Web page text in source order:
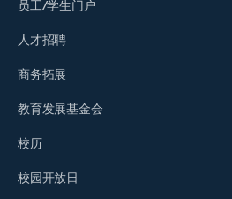
员工/学生门户
人才招聘
商务拓展
教育发展基金会
校历
校园开放日